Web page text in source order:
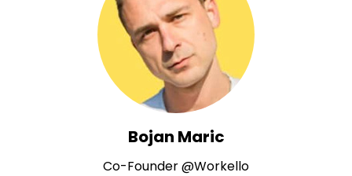
Bojan Maric
Co-Founder @Workello